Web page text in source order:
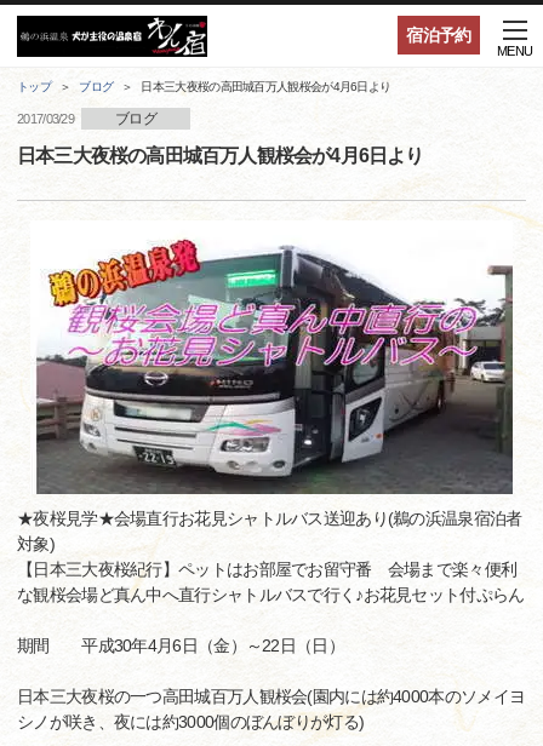
宿泊予約
MENU
トップ ブログ 日本三大夜桜の高田城百万人観桜会が4月6日より
2017/03/29 ブログ
日本三大夜桜の高田城百万人観桜会が4月6日より
★夜桜見学★会場直行お花見シャトルバス送迎あり(鵜の浜温泉宿泊者
対象)
【日本三大夜桜紀行】ペットはお部屋でお留守番 会場まで楽々便利
な観桜会場ど真ん中へ直行シャトルバスで行く♪お花見セット付ぷらん
期間 平成30年4月6日（金）～22日（日）
日本三大夜桜の一つ高田城百万人観桜会(園内には約4000本のソメイヨ
シノが咲き、夜には約3000個のぼんぼりが灯る)